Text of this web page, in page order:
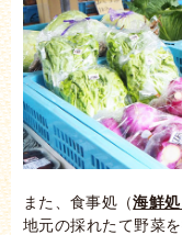
また、食事処（海鮮
地元の採れたて野菜